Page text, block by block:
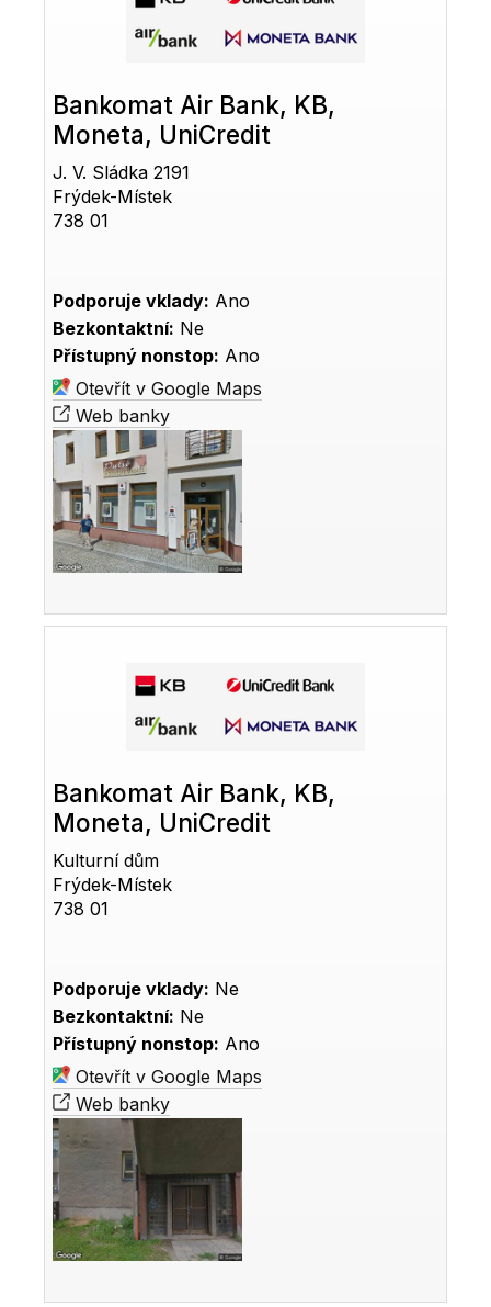
Bankomat Air Bank, KB,
Moneta, UniCredit
J. V. Sládka 2191
Frýdek-Místek
738 01
Podporuje vklady: Ano
Bezkontaktní: Ne
Přístupný nonstop: Ano
Otevřít v Google Maps
Web banky
Bankomat Air Bank, KB,
Moneta, UniCredit
Kulturní dům
Frýdek-Místek
738 01
Podporuje vklady: Ne
Bezkontaktní: Ne
Přístupný nonstop: Ano
Otevřít v Google Maps
Web banky